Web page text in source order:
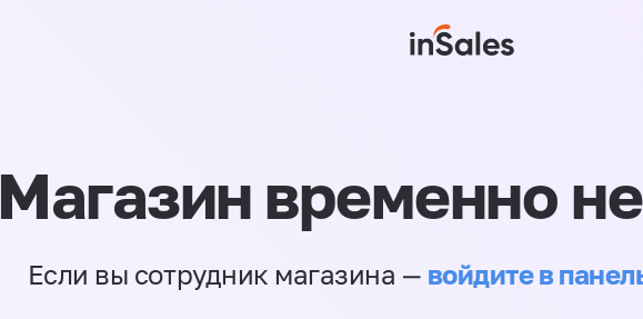
Магазин временно
Если вы сотрудник магазина — войдите в